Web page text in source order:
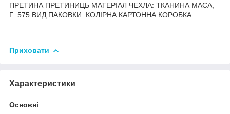
ПРЕТИНА ПРЕТИНИЦЬ МАТЕРІАЛ ЧЕХЛА: ТКАНИНА МАСА,
Г: 575 ВИД ПАКОВКИ: КОЛІРНА КАРТОННА КОРОБКА
Приховати
Характеристики
Основні